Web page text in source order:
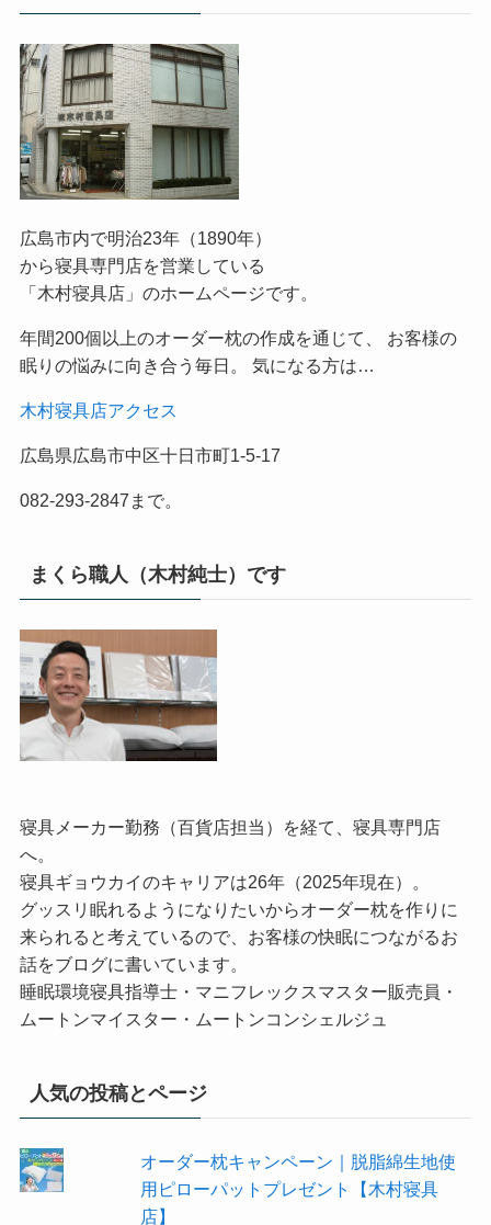
広島市内で明治23年（1890年）
から寝具専門店を営業している
「木村寝具店」のホームページです。
年間200個以上のオーダー枕の作成を通じて、 お客様の
眠りの悩みに向き合う毎日。 気になる方は…
木村寝具店アクセス
広島県広島市中区十日市町1-5-17
082-293-2847まで。
まくら職人（木村純士）です
寝具メーカー勤務（百貨店担当）を経て、寝具専門店
へ。
寝具ギョウカイのキャリアは26年（2025年現在）。
グッスリ眠れるようになりたいからオーダー枕を作りに
来られると考えているので、お客様の快眠につながるお
話をブログに書いています。
睡眠環境寝具指導士・マニフレックスマスター販売員・
ムートンマイスター・ムートンコンシェルジュ
人気の投稿とページ
オーダー枕キャンペーン｜脱脂綿生地使
用ピローパットプレゼント【木村寝具
店】